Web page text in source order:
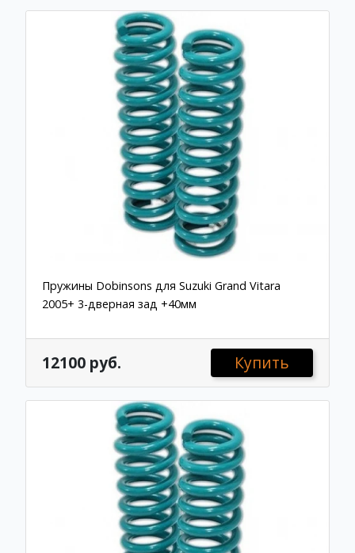
Пружины Dobinsons для Suzuki Grand Vitara
2005+ 3-дверная зад +40мм
12100 руб. Купить